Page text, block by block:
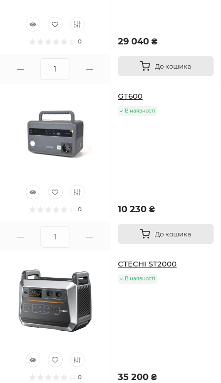
0 29 040 ₴
До кошика
0
GT600
В наявності
10 230 ₴
До кошика
0
CTECHI ST2000
В наявності
35 200 ₴